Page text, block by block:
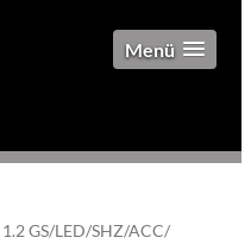
Menü
1.2 GS/LED/SHZ/ACC/